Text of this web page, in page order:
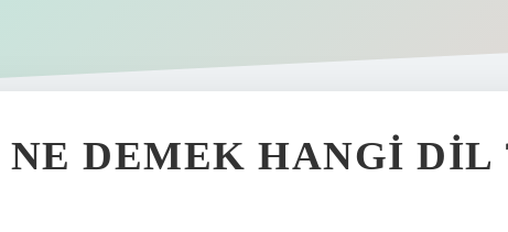
DEMEK HANGI DIL